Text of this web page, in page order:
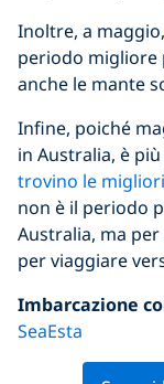
Inoltre, a maggio,
periodo migliore
anche le mante
Infine, poiché
in Australia, è
trovino le
non è il periodo
Australia, ma
per viaggiare
Imbarcazione
SeaEsta